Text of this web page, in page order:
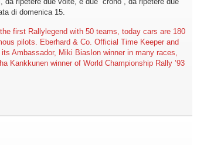
di domenica 15.
first Rallylegend with 50 teams, today cars are 180
pilots. Eberhard & Co. Official Time Keeper and
Ambassador, Miki BiasIon winner in many races,
Kankkunen winner of World Championship Rally ’93